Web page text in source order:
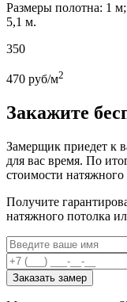
Размеры полотна: 1
5,1 м.
350
470 руб/м2
Закажите
Замерщик приедет к
для вас время. По
стоимости
Получите
натяжного потолка
Заказать замер